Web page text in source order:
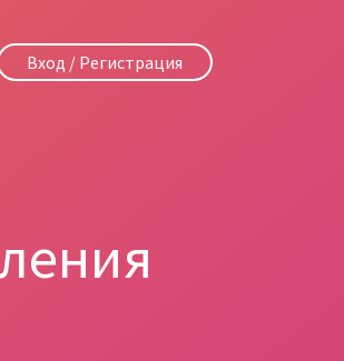
Вход / Регистрация